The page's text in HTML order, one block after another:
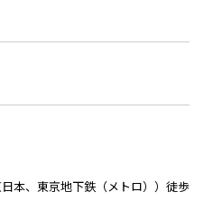
本、東京地下鉄（メトロ））徒歩